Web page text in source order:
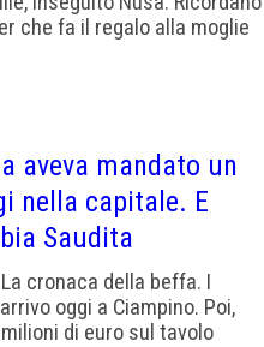
che fa il regalo alla moglie
aveva mandato un
nella capitale. E
Saudita
cronaca della beffa. I
oggi a Ciampino. Poi,
di euro sul tavolo